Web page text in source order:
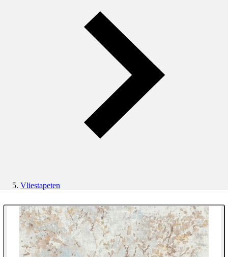
Vliestapeten